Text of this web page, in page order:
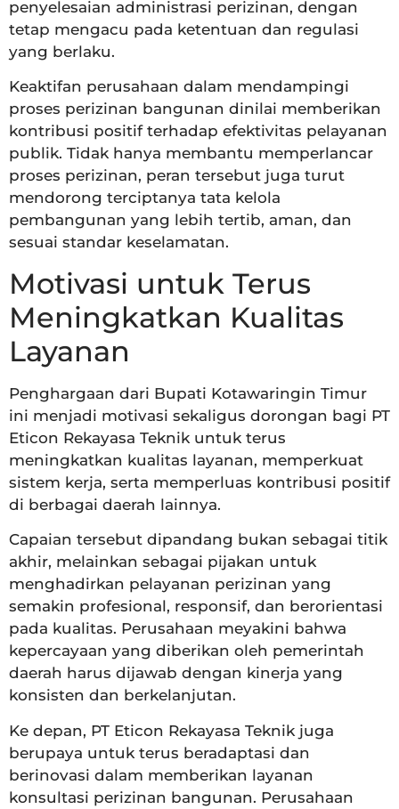
penyelesaian administrasi perizinan, dengan
tetap mengacu pada ketentuan dan regulasi
yang berlaku.
Keaktifan perusahaan dalam mendampingi
proses perizinan bangunan dinilai memberikan
kontribusi positif terhadap efektivitas pelayanan
publik. Tidak hanya membantu memperlancar
proses perizinan, peran tersebut juga turut
mendorong terciptanya tata kelola
pembangunan yang lebih tertib, aman, dan
sesuai standar keselamatan.
Motivasi untuk Terus
Meningkatkan Kualitas
Layanan
Penghargaan dari Bupati Kotawaringin Timur
ini menjadi motivasi sekaligus dorongan bagi PT
Eticon Rekayasa Teknik untuk terus
meningkatkan kualitas layanan, memperkuat
sistem kerja, serta memperluas kontribusi positif
di berbagai daerah lainnya.
Capaian tersebut dipandang bukan sebagai titik
akhir, melainkan sebagai pijakan untuk
menghadirkan pelayanan perizinan yang
semakin profesional, responsif, dan berorientasi
pada kualitas. Perusahaan meyakini bahwa
kepercayaan yang diberikan oleh pemerintah
daerah harus dijawab dengan kinerja yang
konsisten dan berkelanjutan.
Ke depan, PT Eticon Rekayasa Teknik juga
berupaya untuk terus beradaptasi dan
berinovasi dalam memberikan layanan
konsultasi perizinan bangunan. Perusahaan